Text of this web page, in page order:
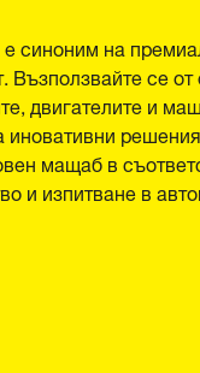
синоним на
Възползвайте се
двигателите и
мащаб в
и изпитване в